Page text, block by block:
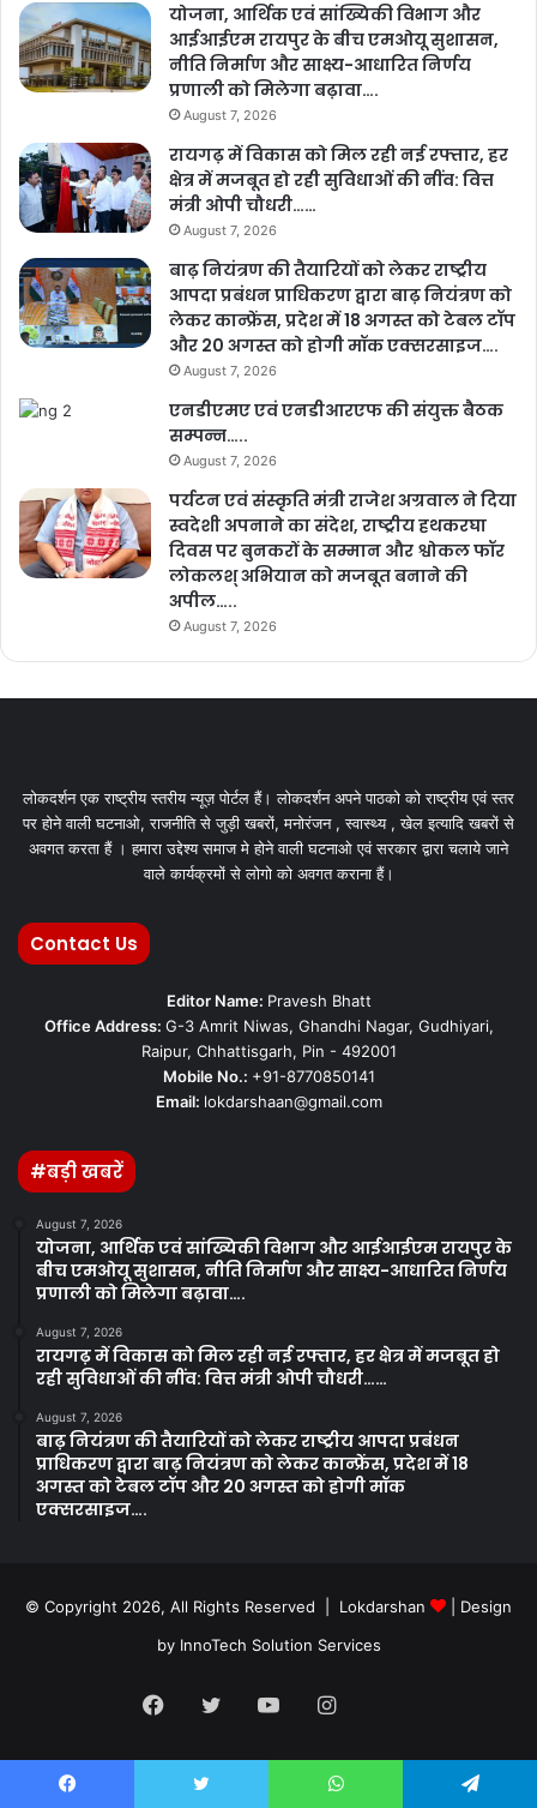
योजना, आर्थिक एवं सांख्यिकी विभाग और
आईआईएम रायपुर के बीच एमओयू सुशासन,
नीति निर्माण और साक्ष्य-आधारित निर्णय
प्रणाली को मिलेगा बढ़ावा….
August 7, 2026
रायगढ़ में विकास को मिल रही नई रफ्तार, हर
क्षेत्र में मजबूत हो रही सुविधाओं की नींव: वित्त
मंत्री ओपी चौधरी……
August 7, 2026
बाढ़ नियंत्रण की तैयारियों को लेकर राष्ट्रीय
आपदा प्रबंधन प्राधिकरण द्वारा बाढ़ नियंत्रण को
लेकर कान्फ्रेंस, प्रदेश में 18 अगस्त को टेबल टॉप
और 20 अगस्त को होगी मॉक एक्सरसाइज….
August 7, 2026
एनडीएमए एवं एनडीआरएफ की संयुक्त बैठक
सम्पन्न…..
August 7, 2026
पर्यटन एवं संस्कृति मंत्री राजेश अग्रवाल ने दिया
स्वदेशी अपनाने का संदेश, राष्ट्रीय हथकरघा
दिवस पर बुनकरों के सम्मान और श्वोकल फॉर
लोकलश् अभियान को मजबूत बनाने की
अपील…..
August 7, 2026
लोकदर्शन एक राष्ट्रीय स्तरीय न्यूज़ पोर्टल हैं। लोकदर्शन अपने पाठको को राष्ट्रीय एवं स्तर
पर होने वाली घटनाओ, राजनीति से जुड़ी खबरों, मनोरंजन , स्वास्थ्य , खेल इत्यादि खबरों से
अवगत करता हैं । हमारा उद्देश्य समाज मे होने वाली घटनाओ एवं सरकार द्वारा चलाये जाने
वाले कार्यक्रमों से लोगो को अवगत कराना हैं।
Contact Us
Editor Name: Pravesh Bhatt
Office Address: G-3 Amrit Niwas, Ghandhi Nagar, Gudhiyari,
Raipur, Chhattisgarh, Pin - 492001
Mobile No.: +91-8770850141
Email: lokdarshaan@gmail.com
#बड़ी खबरें
August 7, 2026
योजना, आर्थिक एवं सांख्यिकी विभाग और आईआईएम रायपुर के
बीच एमओयू सुशासन, नीति निर्माण और साक्ष्य-आधारित निर्णय
प्रणाली को मिलेगा बढ़ावा….
August 7, 2026
रायगढ़ में विकास को मिल रही नई रफ्तार, हर क्षेत्र में मजबूत हो
रही सुविधाओं की नींव: वित्त मंत्री ओपी चौधरी……
August 7, 2026
बाढ़ नियंत्रण की तैयारियों को लेकर राष्ट्रीय आपदा प्रबंधन
प्राधिकरण द्वारा बाढ़ नियंत्रण को लेकर कान्फ्रेंस, प्रदेश में 18
अगस्त को टेबल टॉप और 20 अगस्त को होगी मॉक
एक्सरसाइज….
© Copyright 2026, All Rights Reserved | Lokdarshan
| Design
by InnoTech Solution Services
Facebook
Twitter YouTubeInstagram